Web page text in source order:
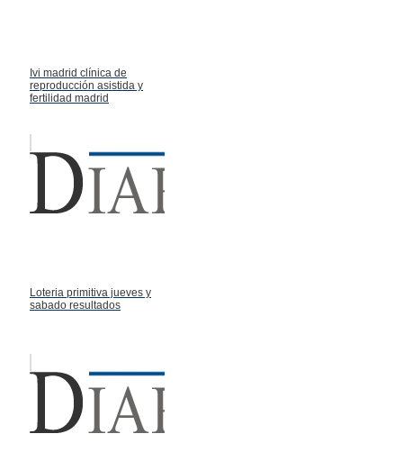
Ivi madrid clínica de
reproducción asistida y
fertilidad madrid
Loteria primitiva jueves y
sabado resultados